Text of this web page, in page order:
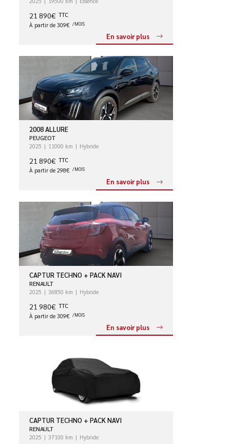
21 890€ TTC
À partir de 309€ /MOIS
En savoir plus
2008 ALLURE
PEUGEOT
2025 11000 km Hybride
21 890€ TTC
À partir de 298€ /MOIS
En savoir plus
CAPTUR TECHNO + PACK NAVI
RENAULT
2025 36850 km Hybride
21 980€ TTC
À partir de 309€ /MOIS
En savoir plus
CAPTUR TECHNO + PACK NAVI
RENAULT
2025 37100 km Hybride